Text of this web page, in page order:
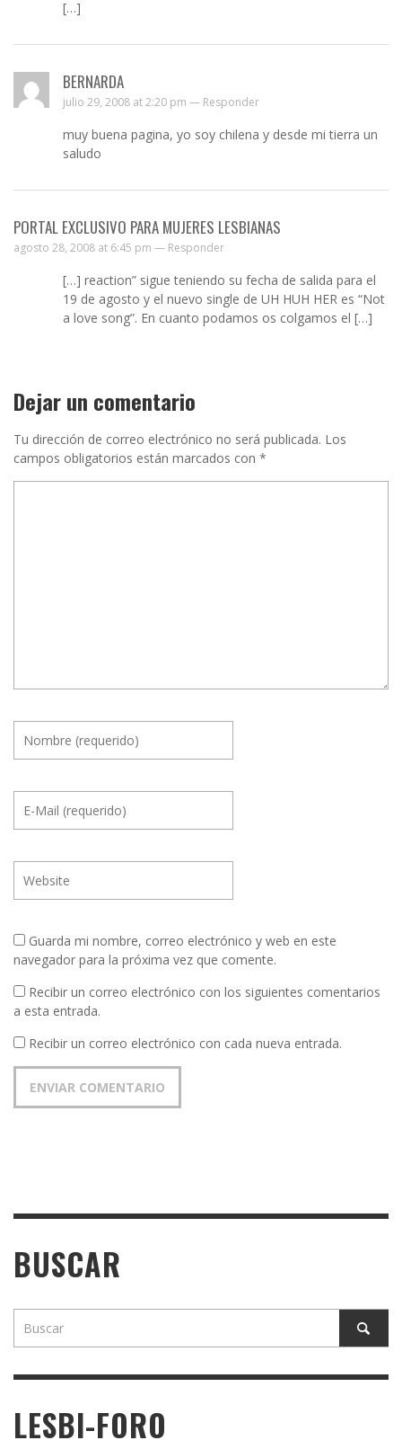
[…]
BERNARDA
julio 29, 2008 at 2:20 pm — Responder
muy buena pagina, yo soy chilena y desde mi tierra un
saludo
PORTAL EXCLUSIVO PARA MUJERES LESBIANAS
agosto 28, 2008 at 6:45 pm — Responder
[…] reaction” sigue teniendo su fecha de salida para el
19 de agosto y el nuevo single de UH HUH HER es “Not
a love song”. En cuanto podamos os colgamos el […]
Dejar un comentario
Tu dirección de correo electrónico no será publicada. Los
campos obligatorios están marcados con *
Guarda mi nombre, correo electrónico y web en este
navegador para la próxima vez que comente.
Recibir un correo electrónico con los siguientes comentarios
a esta entrada.
Recibir un correo electrónico con cada nueva entrada.
BUSCAR
LESBI-FORO